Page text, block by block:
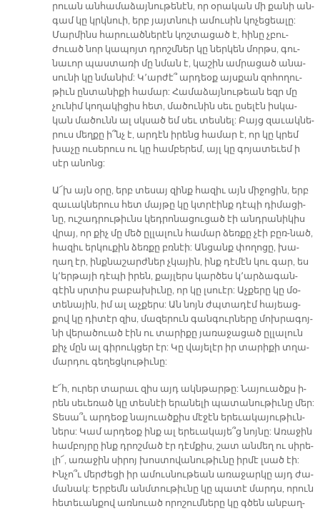
րուան ան­հա­մա­ձայ­նու­թե­նէն, որ օ­րա­կան մի քա­նի ան­
գամ կը կրկնուի, երբ յայտ­նուի ա­մու­սին կո­չե­ցեա­լը:
Մար­մինս հա­րուած­նե­րէն կոշ­տա­ցած է, հի­նը չբու­
ժուած նոր կա­պոյտ դրոշմ­ներ կը ներ­կեն մորթս, գու­
նա­ւոր պաս­տա­ռի մը նման է, կա­շին ամ­րա­ցած ա­նա­
սու­նի կը նմա­նիմ: Կ­­՚ար­ժէ՞ ար­դեօք այս­քան զո­հո­ղու­
թիւն ըն­տա­նի­քի հա­մար: Հա­մա­ձայ­նու­թեան եզր մը
չու­նիմ կո­ղա­կի­ցիս հետ, մա­ծու­նին սեւ ը­սե­լէն իս­կա­
կան մա­ծունն ալ սկսած եմ սեւ տես­նել: Բայց զա­ւակ­նե­
րուս մեղ­քը ի՞նչ է, ար­դէն ի­րենց հա­մար է, որ կը կրեմ
խա­չը ու­սե­րուս ու կը համ­բե­րեմ, այլ կը գո­յա­տե­ւեմ ի
սէր ա­նոնց:
Ա՜խ այն օ­րը, երբ տե­սայ զինք հա­զիւ այն մի­ջո­ցին, երբ
զա­ւակ­նե­րուս հետ մայ­թը կը կտրէինք դէ­պի դի­մա­ցի­
նը, ու­շադ­րու­թիւնս կեդ­րո­նա­ցու­ցած էի անդ­րա­նի­կիս
վրայ, որ քիչ մը մեծ ըլ­լա­լուն հա­մար ձեռ­քը չէի բըռ-նած,
հա­զիւ եր­կու­քին ձեռ­քը բռնէի: Ան­ցանք փո­ղո­ցը, խա­
ղաղ էր, ինք­նա­շարժ­ներ չկա­յին, ինք դէ­մէն կու գար, ես
կ­­՚եր­թա­յի դէ­պի ի­րեն, քայ­լերս կար­ծես կ՚ար­ձա­գան­
գէին սրտիս բա­բա­խիւ­նը, որ կը լսուէր: Աչ­քե­րը կը մօ­
տե­նա­յին, իմ ալ աչ­քերս: Ան նոյն ժպտա­դէմ հա­յեաց­
քով կը դի­տէր զիս, մա­զե­րուն գան­գուր­նե­րը մոխ­րա­գոյ­
նի վե­րա­ծուած էին ու տա­րի­քը յա­ռա­ջա­ցած ըլ­լա­լուն
քիչ մըն ալ գի­րուկ­ցեր էր: Կը վա­յե­լէր իր տա­րի­քի տղա­
մար­դու գե­ղեց­կու­թիւ­նը:
Է՜հ, ու­րեր տա­րաւ զիս այդ ակն­թար­թը: Նա­յուածքս ի­
րեն սե­ւե­ռած կը տես­նէի ե­րա­նե­լի պա­տա­նու­թիւ­նը մեր:
Տե­սա՞ւ ար­դեօք նա­յուած­քիս մէ­ջէն ե­րե­ւա­կա­յու­թիւն­
ներս: Կամ ար­դեօք ինք ալ ե­րե­ւա­կա­յե՞ց նոյ­նը: Ա­ռա­ջին
համ­բոյ­րը ինք դրոշ­մած էր դէմ­քիս, շատ ան­մեղ ու սի­րե­
լի՜, ա­ռա­ջին սի­րոյ խոս­տո­վա­նու­թիւ­նը իր­մէ լսած էի:
Ին­չո՞ւ մեր­ժե­ցի իր ա­մուս­նու­թեան ա­ռա­ջար­կը այդ ժա­
մա­նակ: Եր­բեմն անմ­տու­թիւ­նը կը պա­տէ մարդս, ո­րուն
հե­տե­ւան­քով առ­նուած ո­րո­շում­նե­րը կը գծեն ան­բաղ­